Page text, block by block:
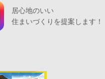
居心地のいい
住まいづくりを提案します！